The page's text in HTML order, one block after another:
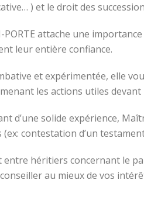
) et le droit des
attache une
leur entière confiance.
et expérimentée, elle
les actions utiles
d’une solide expérience,
(ex: contestation d’un
entre héritiers concernant le
au mieux de vos